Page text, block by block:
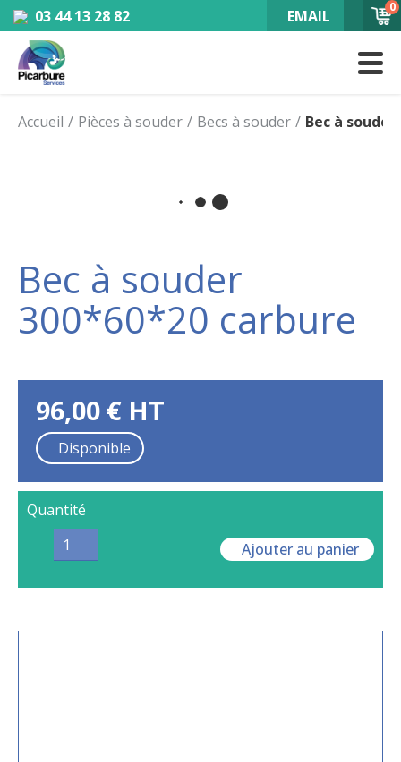
03 44 13 28 82 EMAIL 0
Accueil Pièces à souder Becs à souder Bec à
Bec à souder
300*60*20 carbure
96,00 € HT
Disponible
Quantité
Ajouter au panier